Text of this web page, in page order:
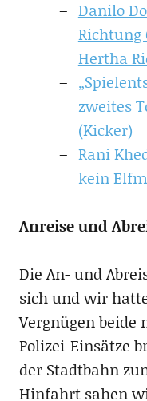
Danilo
Richtung
Hertha
zweites
(Kicker)
Rani
kein
Anreise und
Die An- und
sich und wir
Vergnügen
Polizei-Einsätze
der Stadtbahn
Hinfahrt sahen